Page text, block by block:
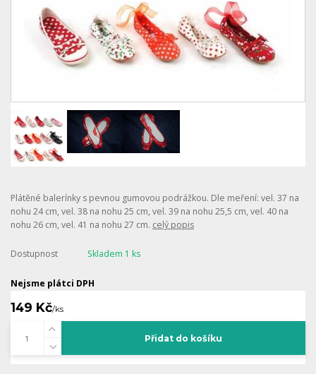
Plátěné balerínky s pevnou gumovou podrážkou. Dle meření: vel. 37 na
nohu 24 cm, vel. 38 na nohu 25 cm, vel. 39 na nohu 25,5 cm, vel. 40 na
nohu 26 cm, vel. 41 na nohu 27 cm. celý popis
Dostupnost Skladem 1 ks
Nejsme plátci DPH
149 Kč/ks
Přidat do košíku